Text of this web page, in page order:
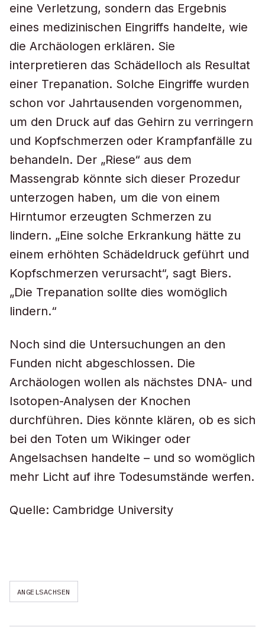
eine Verletzung, sondern das Ergebnis
eines medizinischen Eingriffs handelte, wie
die Archäologen erklären. Sie
interpretieren das Schädelloch als Resultat
einer Trepanation. Solche Eingriffe wurden
schon vor Jahrtausenden vorgenommen,
um den Druck auf das Gehirn zu verringern
und Kopfschmerzen oder Krampfanfälle zu
behandeln. Der „Riese“ aus dem
Massengrab könnte sich dieser Prozedur
unterzogen haben, um die von einem
Hirntumor erzeugten Schmerzen zu
lindern. „Eine solche Erkrankung hätte zu
einem erhöhten Schädeldruck geführt und
Kopfschmerzen verursacht“, sagt Biers.
„Die Trepanation sollte dies womöglich
lindern.“
Noch sind die Untersuchungen an den
Funden nicht abgeschlossen. Die
Archäologen wollen als nächstes DNA- und
Isotopen-Analysen der Knochen
durchführen. Dies könnte klären, ob es sich
bei den Toten um Wikinger oder
Angelsachsen handelte – und so womöglich
mehr Licht auf ihre Todesumstände werfen.
Quelle: Cambridge University
ANGELSACHSEN